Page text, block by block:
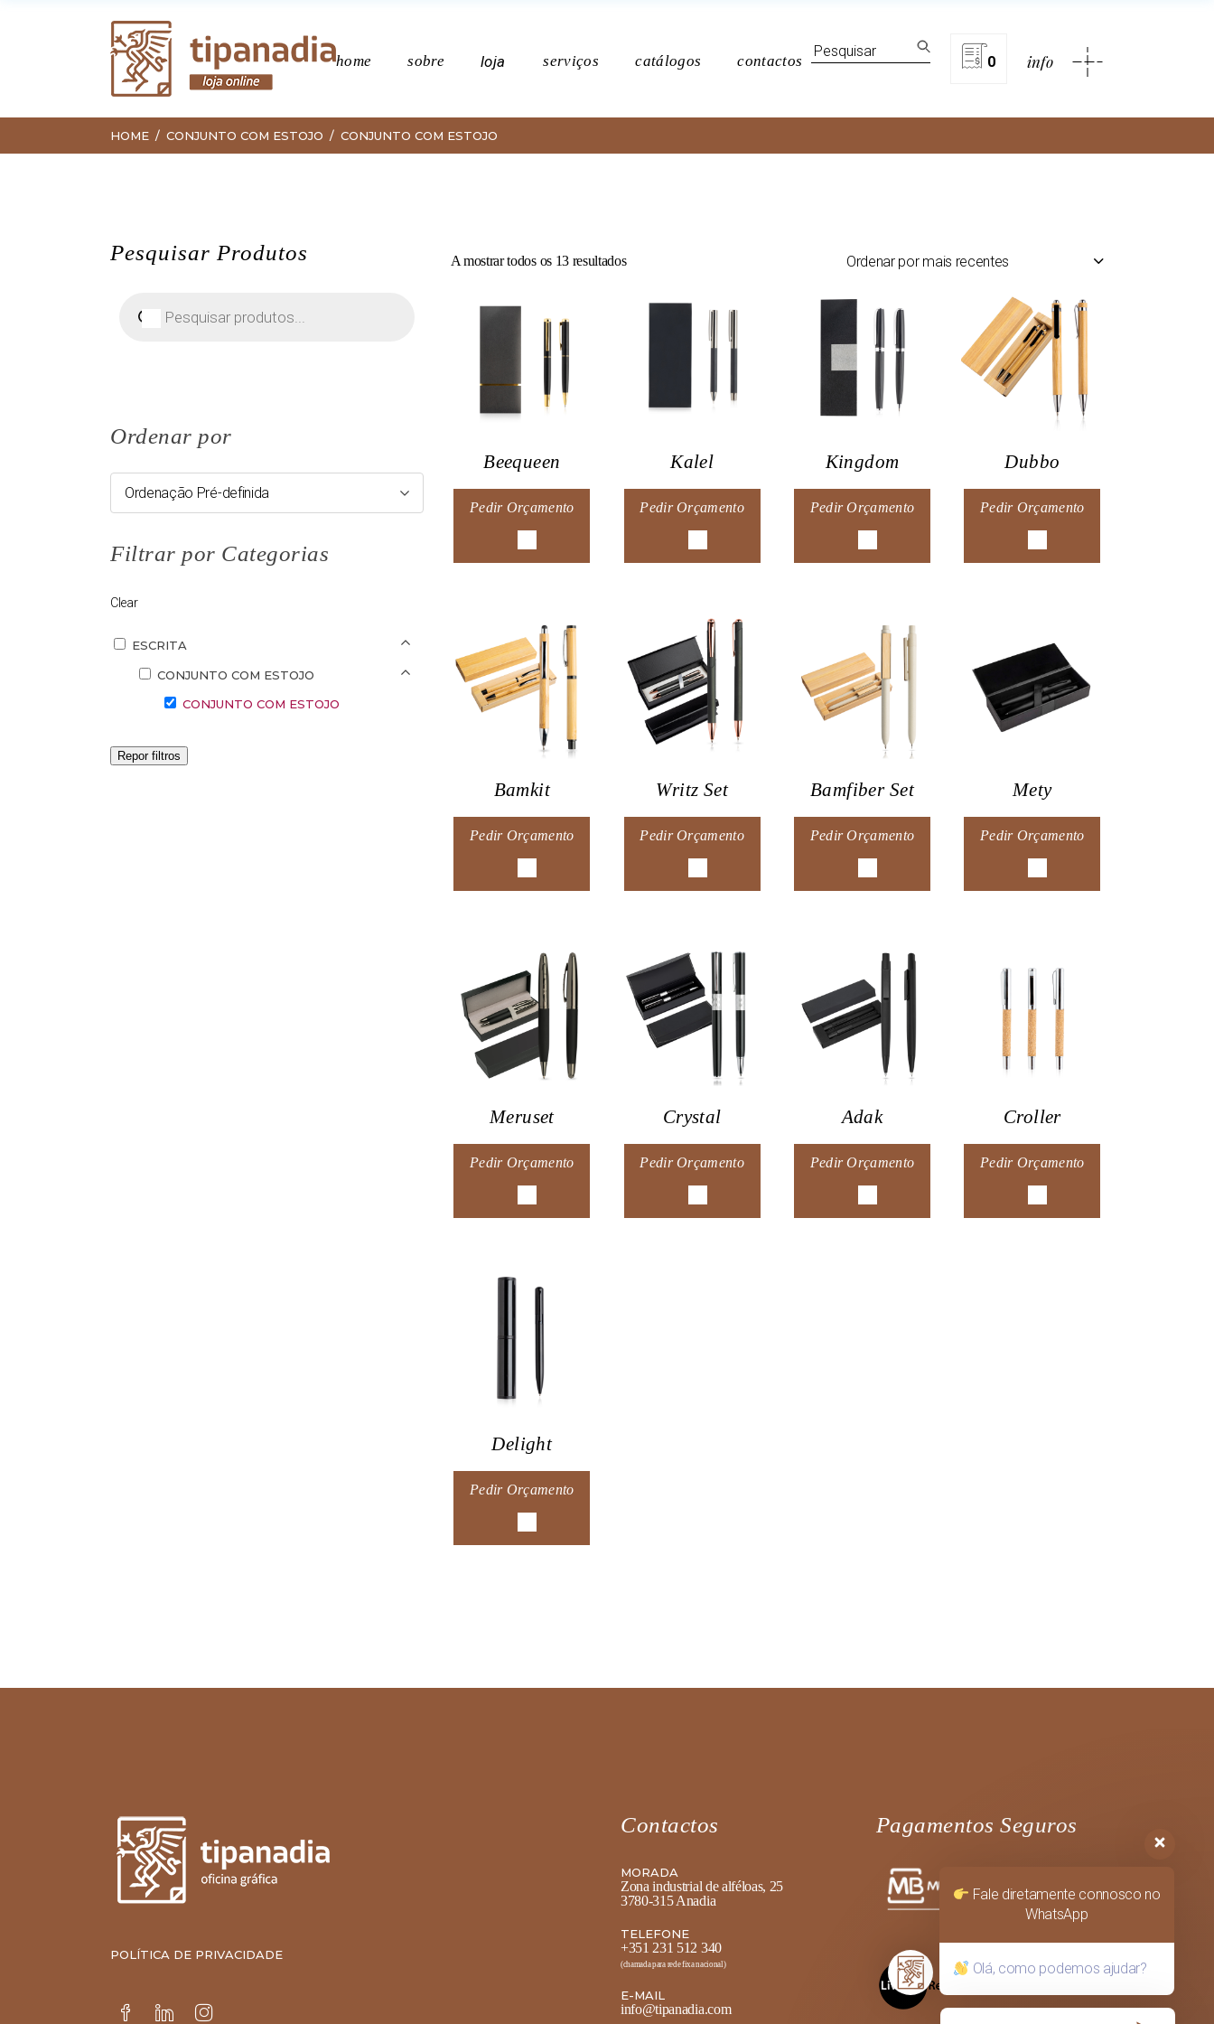
home sobre loja serviços catálogos contactos
Search
for:
0 info
Política de privacidade
HOME CONJUNTO COM ESTOJO CONJUNTO COM ESTOJO
A mostrar todos os 13 resultadosOrdenado
por
Ordenar por mais recentes
Beequeen
Pedir Orçamento
Kalel
Pedir Orçamento
Kingdom
Pedir Orçamento
Dubbo
Pedir Orçamento
Bamkit
Pedir Orçamento
Writz Set
Pedir Orçamento
Bamfiber Set
Pedir Orçamento
Mety
Pedir Orçamento
Meruset
Pedir Orçamento
Crystal
Pedir Orçamento
Adak
Pedir Orçamento
Croller
Pedir Orçamento
Delight
Pedir Orçamento
Pesquisar Produtos
produtos
Ordenar por
Ordenação Pré-definida
Filtrar por Categorias
Clear
ESCRITA
CONJUNTO COM ESTOJO
CONJUNTO COM ESTOJO
Repor filtros
POLÍTICA DE PRIVACIDADE
Contactos
MORADA
Zona industrial de alféloas, 25
3780-315 Anadia
TELEFONE
+351 231 512 340
(chamada para rede fixa nacional)
E-MAIL
info@tipanadia.com
Pagamentos Seguros
Fale diretamente connosco no
WhatsApp
Olá, como podemos ajudar?